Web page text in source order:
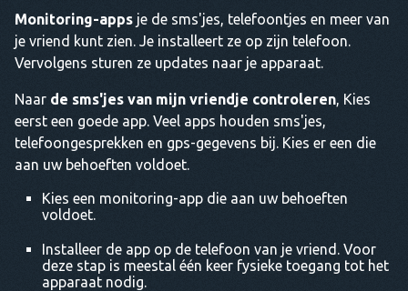
Monitoring-apps je de sms'jes, telefoontjes en meer van
je vriend kunt zien. Je installeert ze op zijn telefoon.
Vervolgens sturen ze updates naar je apparaat.
Naar de sms'jes van mijn vriendje controleren, Kies
eerst een goede app. Veel apps houden sms'jes,
telefoongesprekken en gps-gegevens bij. Kies er een die
aan uw behoeften voldoet.
Kies een monitoring-app die aan uw behoeften
voldoet.
Installeer de app op de telefoon van je vriend. Voor
deze stap is meestal één keer fysieke toegang tot het
apparaat nodig.